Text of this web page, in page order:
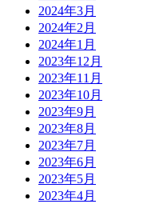
2024年3月
2024年2月
2024年1月
2023年12月
2023年11月
2023年10月
2023年9月
2023年8月
2023年7月
2023年6月
2023年5月
2023年4月